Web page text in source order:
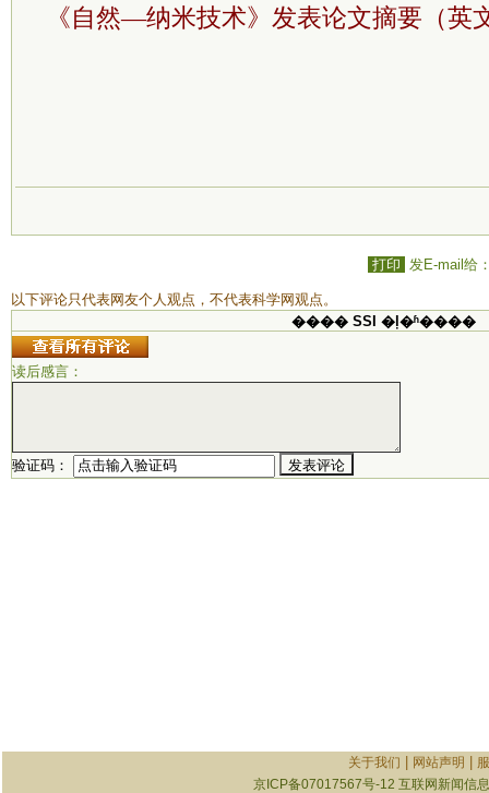
《自然—纳米技术》发表论文摘要（英
打印 发E-mail给
以下评论只代表网友个人观点，不代表科学网观点。
���� SSI �ļ�ʱ����
读后感言：
验证码：
关于我们 网站声明
京ICP备07017567号-12 互联网新闻信